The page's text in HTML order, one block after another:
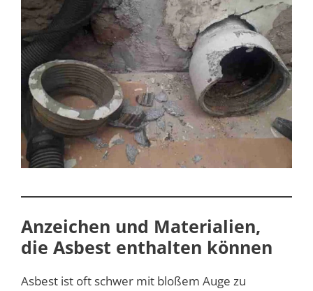
Anzeichen und Materialien,
die Asbest enthalten können
Asbest ist oft schwer mit bloßem Auge zu